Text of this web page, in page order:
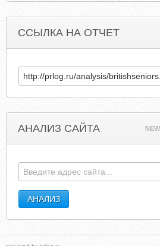
ССЫЛКА НА ОТЧЕТ
АНАЛИЗ САЙТА